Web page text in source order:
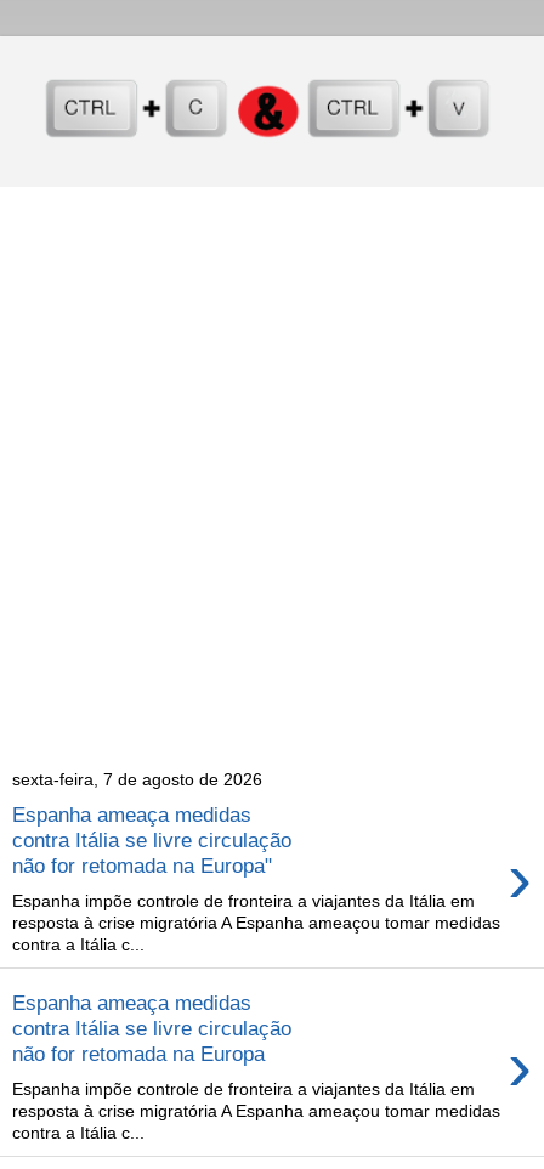
sexta-feira, 7 de agosto de 2026
Espanha ameaça medidas
contra Itália se livre circulação
não for retomada na Europa"
›
Espanha impõe controle de fronteira a viajantes da Itália em
resposta à crise migratória A Espanha ameaçou tomar medidas
contra a Itália c...
Espanha ameaça medidas
contra Itália se livre circulação
não for retomada na Europa
›
Espanha impõe controle de fronteira a viajantes da Itália em
resposta à crise migratória A Espanha ameaçou tomar medidas
contra a Itália c...